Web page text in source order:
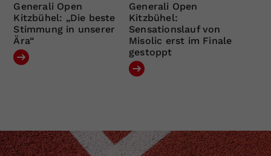
Generali Open
Kitzbühel: „Die beste
Stimmung in unserer
Ära“
Generali Open
Kitzbühel:
Sensationslauf von
Misolic erst im Finale
gestoppt